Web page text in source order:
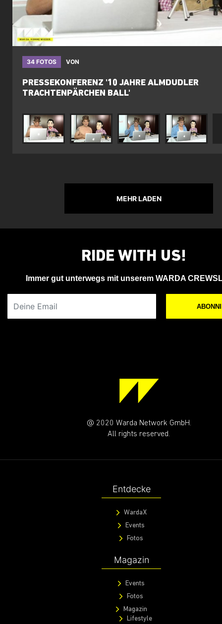
34 FOTOS VON
PRESSEKONFERENZ '10 JAHRE ALMDUDLER
TRACHTENPÄRCHEN BALL'
MEHR LADEN
RIDE WITH US!
Immer gut unterwegs mit unserem WARDA
@ 2020 Warda Network GmbH.
All rights reserved.
Entdecke
WardaX
Events
Fotos
Magazin
Events
Fotos
Magazin
Lifestyle